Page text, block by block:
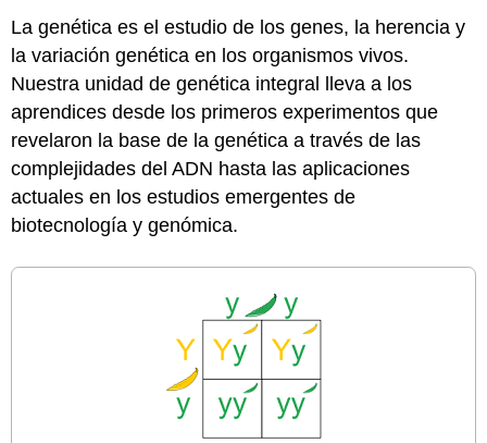
La genética es el estudio de los genes, la herencia y
la variación genética en los organismos vivos.
Nuestra unidad de genética integral lleva a los
aprendices desde los primeros experimentos que
revelaron la base de la genética a través de las
complejidades del ADN hasta las aplicaciones
actuales en los estudios emergentes de
biotecnología y genómica.